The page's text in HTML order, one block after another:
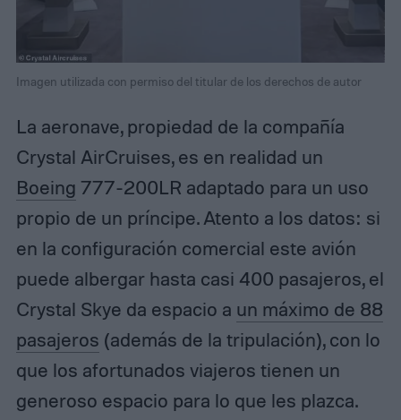
Imagen utilizada con permiso del titular de los derechos de autor
La aeronave, propiedad de la compañía
Crystal AirCruises, es en realidad un
Boeing 777-200LR adaptado para un uso
propio de un príncipe. Atento a los datos: si
en la configuración comercial este avión
puede albergar hasta casi 400 pasajeros, el
Crystal Skye da espacio a un máximo de 88
pasajeros (además de la tripulación), con lo
que los afortunados viajeros tienen un
generoso espacio para lo que les plazca.